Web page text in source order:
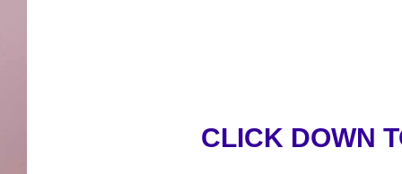
CLICK DOWN